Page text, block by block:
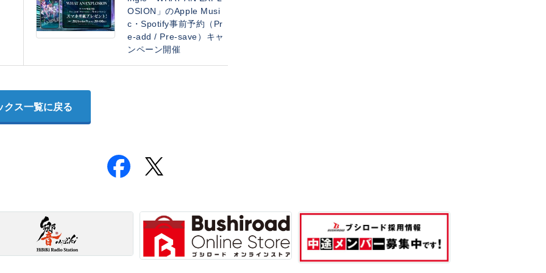
OSION」のApple Musi
c・Spotify事前予約（Pr
e-add / Pre-save）キャ
ンペーン開催
クス一覧に戻る